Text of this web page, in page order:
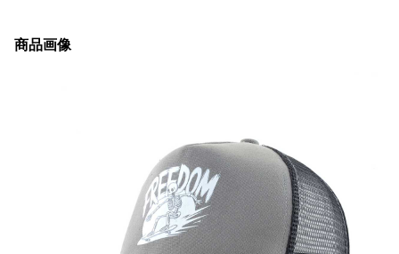
商品画像